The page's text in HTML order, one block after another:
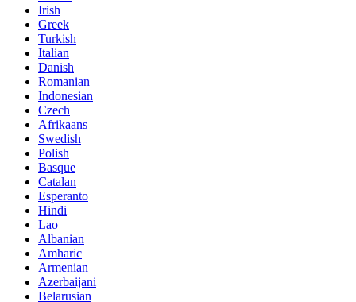
Irish
Greek
Turkish
Italian
Danish
Romanian
Indonesian
Czech
Afrikaans
Swedish
Polish
Basque
Catalan
Esperanto
Hindi
Lao
Albanian
Amharic
Armenian
Azerbaijani
Belarusian